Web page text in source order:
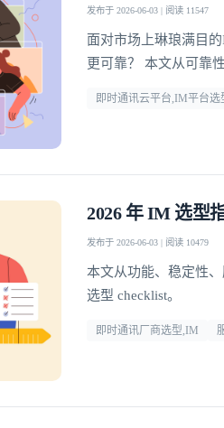
发布于 2026-06-03 | 阅读 11547
面对市场上琳琅满目
更可靠？ 本文从可靠
即时通讯云平台,IM平台
2026 年 IM 选型
发布于 2026-06-03 | 阅读 10479
本文从功能、稳定性
选型 checklist。
即时通讯厂商选型,IM